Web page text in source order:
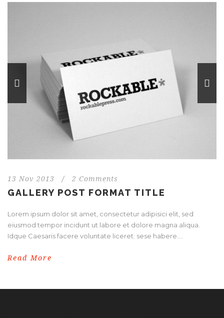
13 Nov 2013 / 2 Comments
GALLERY POST FORMAT TITLE
Lorem ipsum dolor sit amet, consectetur adipisici elit, sed
eiusmod tempor incidunt ut labore et dolore magna aliqua.
Idque Caesaris facere voluntate liceret: sese habere....
Read More